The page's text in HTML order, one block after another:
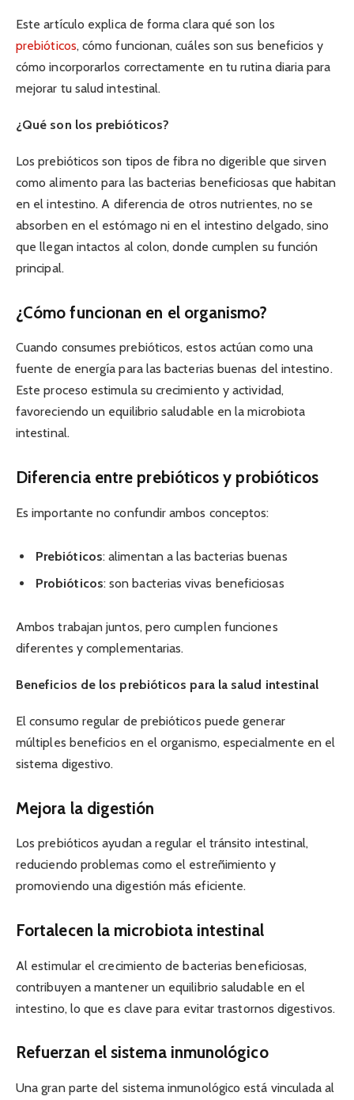
Este artículo explica de forma clara qué son los
prebióticos, cómo funcionan, cuáles son sus beneficios y
cómo incorporarlos correctamente en tu rutina diaria para
mejorar tu salud intestinal.
¿Qué son los prebióticos?
Los prebióticos son tipos de fibra no digerible que sirven
como alimento para las bacterias beneficiosas que habitan
en el intestino. A diferencia de otros nutrientes, no se
absorben en el estómago ni en el intestino delgado, sino
que llegan intactos al colon, donde cumplen su función
principal.
¿Cómo funcionan en el organismo?
Cuando consumes prebióticos, estos actúan como una
fuente de energía para las bacterias buenas del intestino.
Este proceso estimula su crecimiento y actividad,
favoreciendo un equilibrio saludable en la microbiota
intestinal.
Diferencia entre prebióticos y probióticos
Es importante no confundir ambos conceptos:
Prebióticos: alimentan a las bacterias buenas
Probióticos: son bacterias vivas beneficiosas
Ambos trabajan juntos, pero cumplen funciones
diferentes y complementarias.
Beneficios de los prebióticos para la salud intestinal
El consumo regular de prebióticos puede generar
múltiples beneficios en el organismo, especialmente en el
sistema digestivo.
Mejora la digestión
Los prebióticos ayudan a regular el tránsito intestinal,
reduciendo problemas como el estreñimiento y
promoviendo una digestión más eficiente.
Fortalecen la microbiota intestinal
Al estimular el crecimiento de bacterias beneficiosas,
contribuyen a mantener un equilibrio saludable en el
intestino, lo que es clave para evitar trastornos digestivos.
Refuerzan el sistema inmunológico
Una gran parte del sistema inmunológico está vinculada al